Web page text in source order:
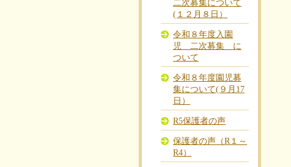
二次募集について
(１２月８日）
令和８年度入園
児 二次募集 に
ついて
令和８年度園児募
集について(９月17
日）
R5保護者の声
保護者の声（R１～
R4）